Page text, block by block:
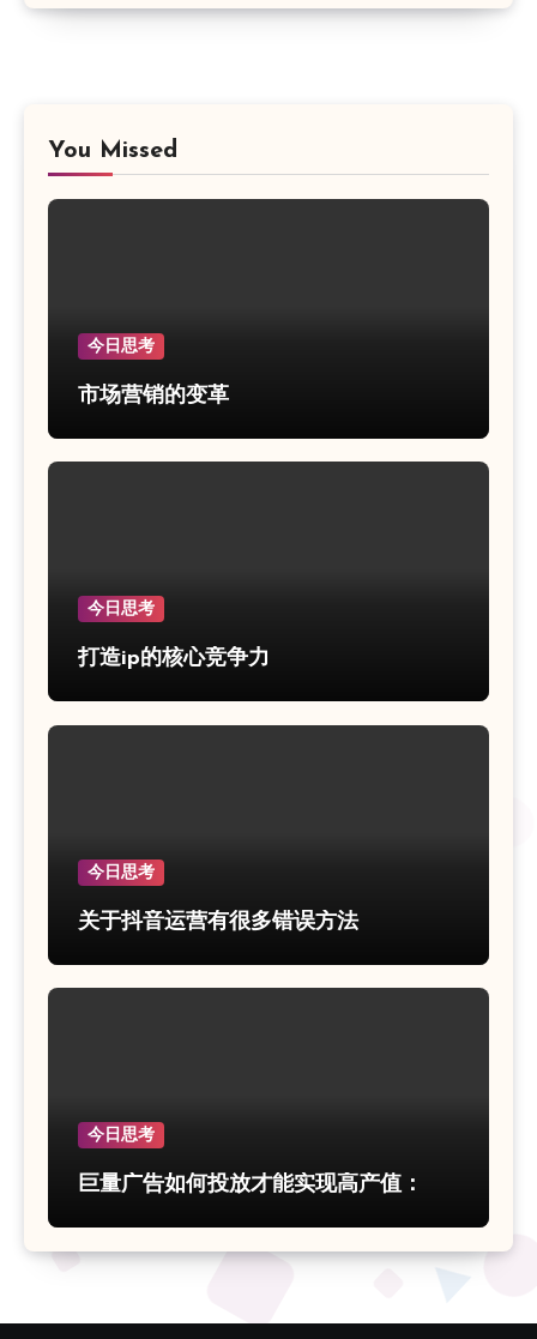
You Missed
今日思考
市场营销的变革
今日思考
打造ip的核心竞争力
今日思考
关于抖音运营有很多错误方法
今日思考
巨量广告如何投放才能实现高产值：